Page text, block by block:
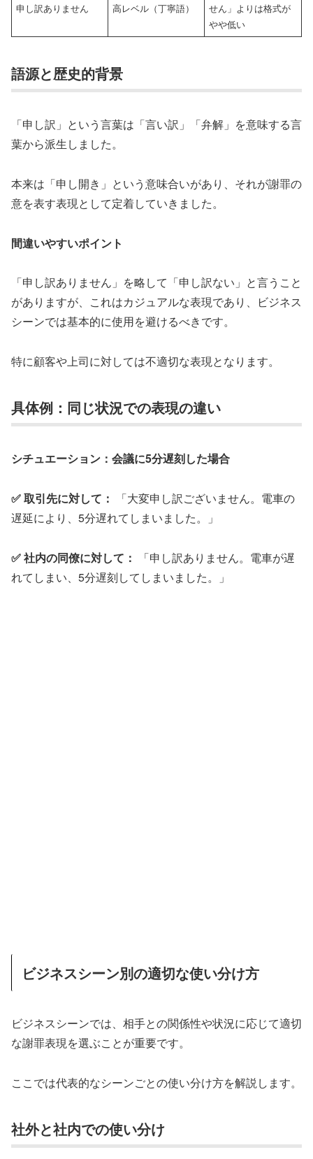
申し訳ありません 高レベル（丁寧語）
せん」よりは格式が
やや低い
語源と歴史的背景
「申し訳」という言葉は「言い訳」「弁解」を意味する言
葉から派生しました。
本来は「申し開き」という意味合いがあり、それが謝罪の
意を表す表現として定着していきました。
間違いやすいポイント
「申し訳ありません」を略して「申し訳ない」と言うこと
がありますが、これはカジュアルな表現であり、ビジネス
シーンでは基本的に使用を避けるべきです。
特に顧客や上司に対しては不適切な表現となります。
具体例：同じ状況での表現の違い
シチュエーション：会議に5分遅刻した場合
✅ 取引先に対して：
「大変申し訳ございません。電車の
遅延により、5分遅れてしまいました。」
✅ 社内の同僚に対して：
「申し訳ありません。電車が遅
れてしまい、5分遅刻してしまいました。」
ビジネスシーン別の適切な使い分け方
ビジネスシーンでは、相手との関係性や状況に応じて適切
な謝罪表現を選ぶことが重要です。
ここでは代表的なシーンごとの使い分け方を解説します。
社外と社内での使い分け